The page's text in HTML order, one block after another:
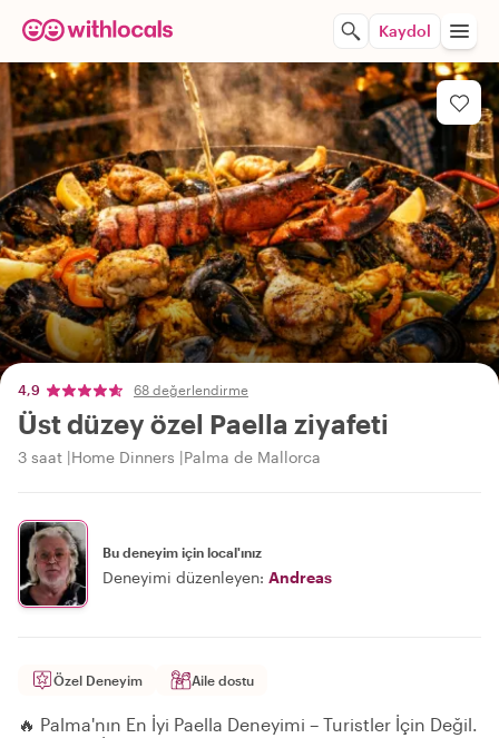
Kaydol
4,9 68 değerlendirme
Üst düzey özel Paella ziyafeti
3 saat Home Dinners Palma de Mallorca
Bu deneyim için local'ınız
Deneyimi düzenleyen: Andreas
Özel Deneyim Aile dostu
🔥 Palma'nın En İyi Paella Deneyimi – Turistler İçin Değil.